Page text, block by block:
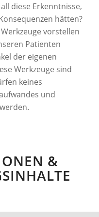
diese Erkenntnisse,
hätten?
vorstellen
Patienten
der eigenen
Werkzeuge sind
keines
und
&